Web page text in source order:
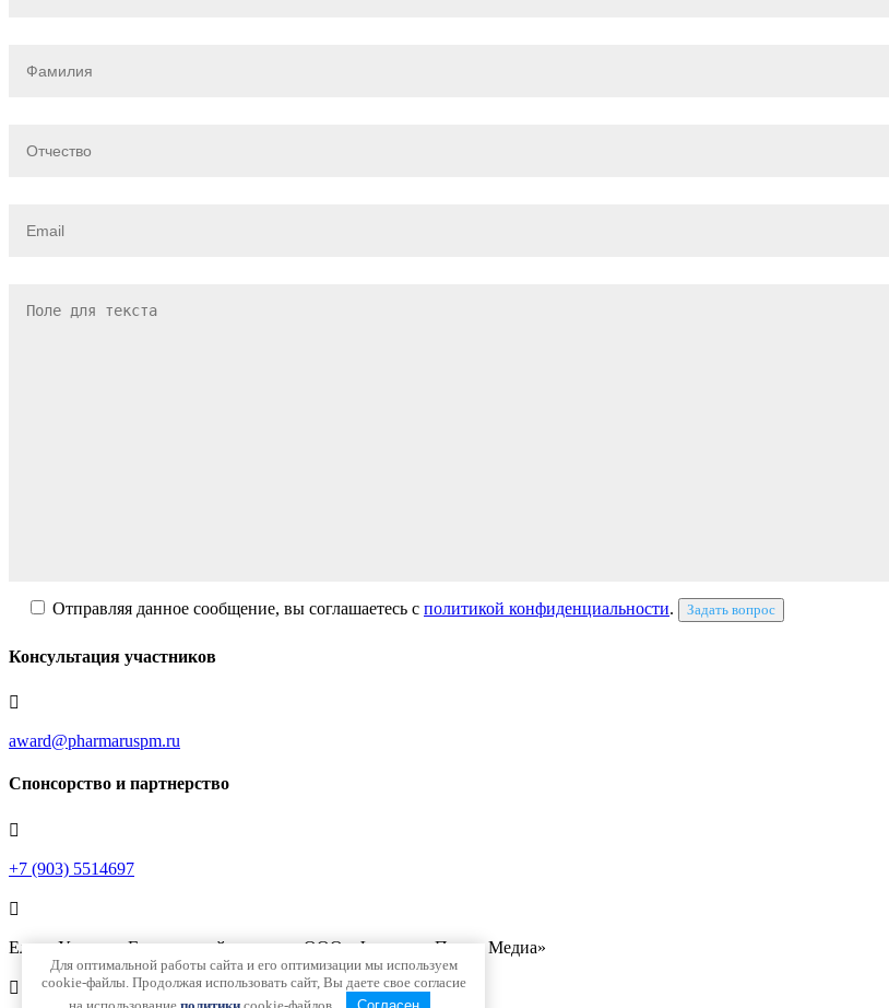
Отправляя данное сообщение, вы соглашаетесь с политикой конфиденциальности. Задать вопрос
Консультация участников

award@pharmaruspm.ru
Спонсорство и партнерство

+7 (903) 5514697

Елена Уколова, Генеральный директор ООО «Фармарус Принт Медиа»

Для оптимальной работы сайта и его оптимизации мы используем
cookie-файлы. Продолжая использовать сайт, Вы даете свое согласие